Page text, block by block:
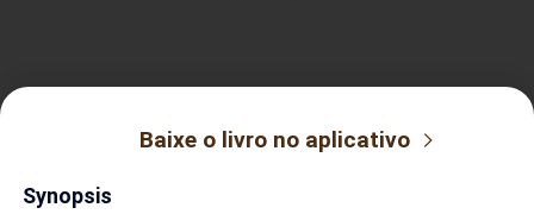
Baixe o livro no aplicativo
Synopsis